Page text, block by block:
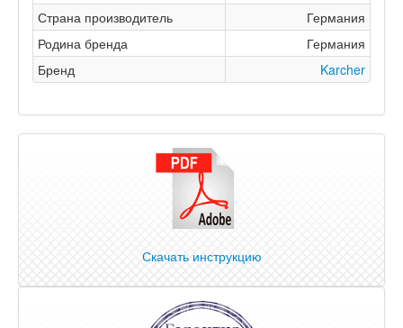
Страна производитель
Германия
Родина бренда
Германия
Бренд
Karcher
Скачать инструкцию